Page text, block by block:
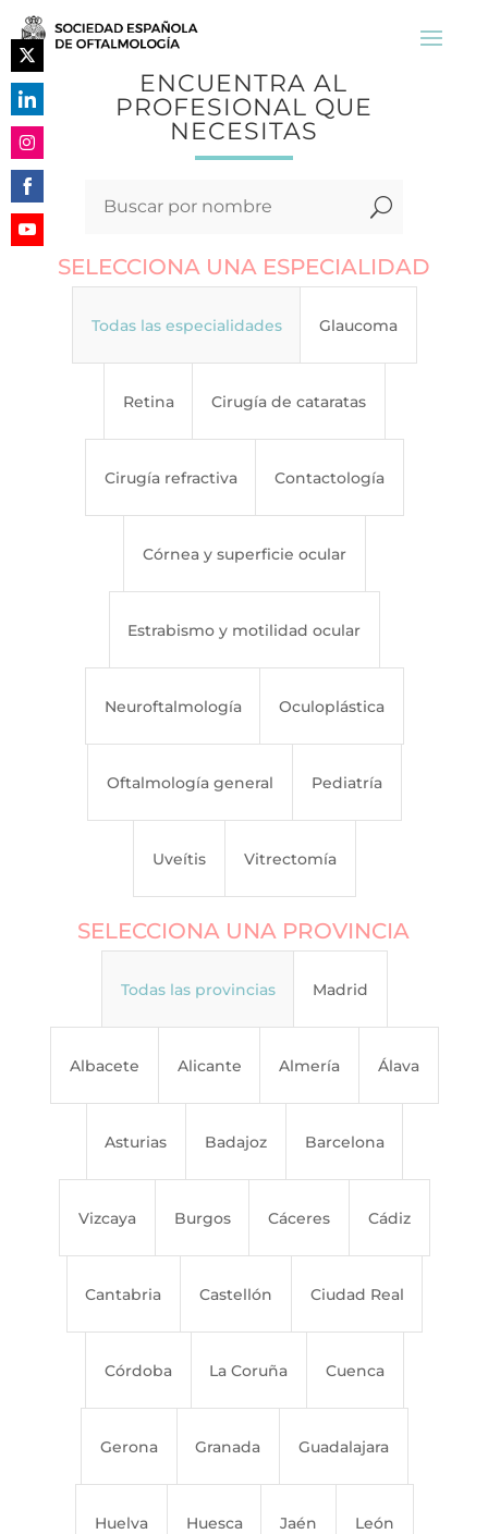
ENCUENTRA AL
PROFESIONAL QUE
NECESITAS
U
SELECCIONA UNA ESPECIALIDAD
Todas las especialidades Glaucoma
Retina Cirugía de cataratas
Cirugía refractiva Contactología
Córnea y superficie ocular
Estrabismo y motilidad ocular
Neuroftalmología Oculoplástica
Oftalmología general Pediatría
Uveítis Vitrectomía
SELECCIONA UNA PROVINCIA
Todas las provincias Madrid
Albacete Alicante Almería Álava
Asturias Badajoz Barcelona
Vizcaya Burgos Cáceres Cádiz
Cantabria Castellón Ciudad Real
Córdoba La Coruña Cuenca
Gerona Granada Guadalajara
Huelva Huesca Jaén León
Share
on
Twitter
Share
on
LinkedIn
Share
on
Instagram
Share
on
Facebook